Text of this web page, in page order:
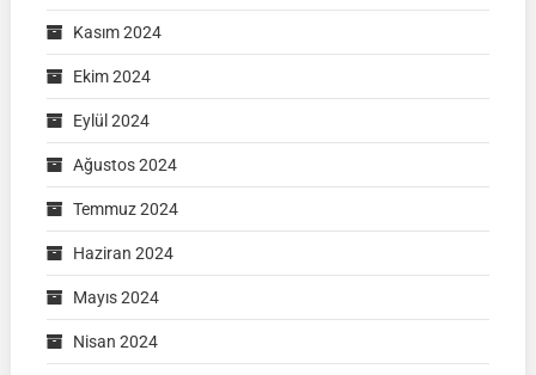
Kasım 2024
Ekim 2024
Eylül 2024
Ağustos 2024
Temmuz 2024
Haziran 2024
Mayıs 2024
Nisan 2024